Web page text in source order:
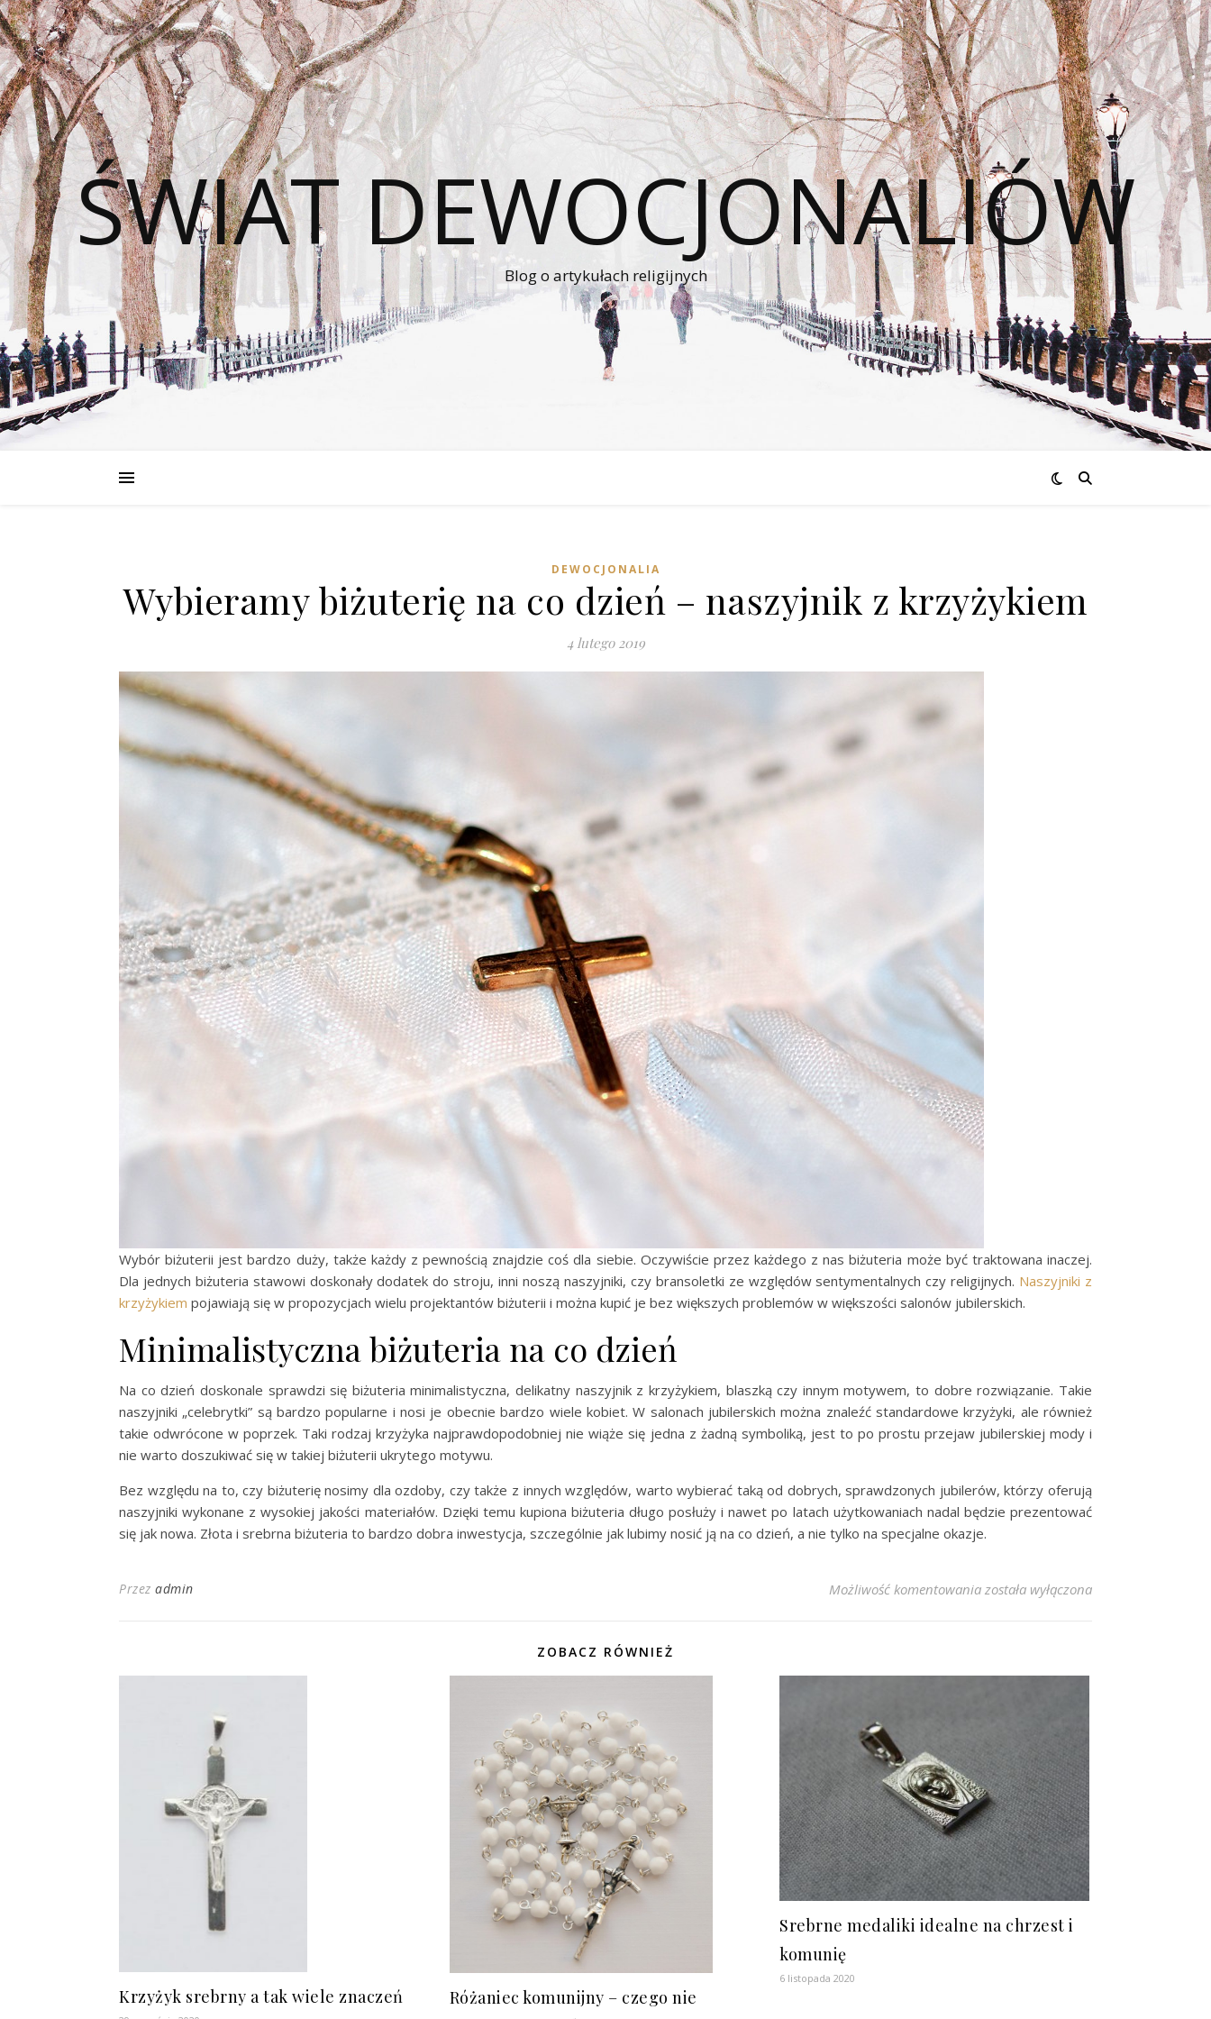
ŚWIAT DEWOCJONALIÓW
Blog o artykułach religijnych
DEWOCJONALIA
Wybieramy biżuterię na co dzień – naszyjnik z krzyżykiem
4 lutego 2019
Wybór biżuterii jest bardzo duży, także każdy z pewnością znajdzie coś dla siebie. Oczywiście przez każdego z nas biżuteria może być traktowana inaczej.
Dla jednych biżuteria stawowi doskonały dodatek do stroju, inni noszą naszyjniki, czy bransoletki ze względów sentymentalnych czy religijnych. Naszyjniki z
krzyżykiem pojawiają się w propozycjach wielu projektantów biżuterii i można kupić je bez większych problemów w większości salonów jubilerskich.
Minimalistyczna biżuteria na co dzień
Na co dzień doskonale sprawdzi się biżuteria minimalistyczna, delikatny naszyjnik z krzyżykiem, blaszką czy innym motywem, to dobre rozwiązanie. Takie
naszyjniki „celebrytki” są bardzo popularne i nosi je obecnie bardzo wiele kobiet. W salonach jubilerskich można znaleźć standardowe krzyżyki, ale również
takie odwrócone w poprzek. Taki rodzaj krzyżyka najprawdopodobniej nie wiąże się jedna z żadną symboliką, jest to po prostu przejaw jubilerskiej mody i
nie warto doszukiwać się w takiej biżuterii ukrytego motywu.
Bez względu na to, czy biżuterię nosimy dla ozdoby, czy także z innych względów, warto wybierać taką od dobrych, sprawdzonych jubilerów, którzy oferują
naszyjniki wykonane z wysokiej jakości materiałów. Dzięki temu kupiona biżuteria długo posłuży i nawet po latach użytkowaniach nadal będzie prezentować
się jak nowa. Złota i srebrna biżuteria to bardzo dobra inwestycja, szczególnie jak lubimy nosić ją na co dzień, a nie tylko na specjalne okazje.
Przez admin Możliwość komentowania Wybieramy biżuterię na co dzień –
została wyłączona
ZOBACZ RÓWNIEŻ
Krzyżyk srebrny a tak wiele znaczeń
Różaniec komunijny – czego nie
Srebrne medaliki idealne na chrzest i
komunię
6 listopada 2020